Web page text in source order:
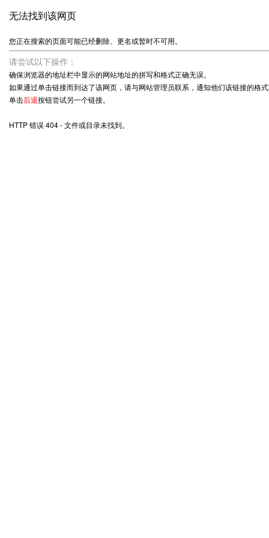
无法找到该网页
您正在搜索的页面可能已经删除、更名或暂时不可用。
请尝试以下操作：
确保浏览器的地址栏中显示的网站地址的拼写和格式正确无误。
如果通过单击链接而到达了该网页，请与网站管理员联系，通知他们该链接的格
单击后退按钮尝试另一个链接。
HTTP 错误 404 - 文件或目录未找到。